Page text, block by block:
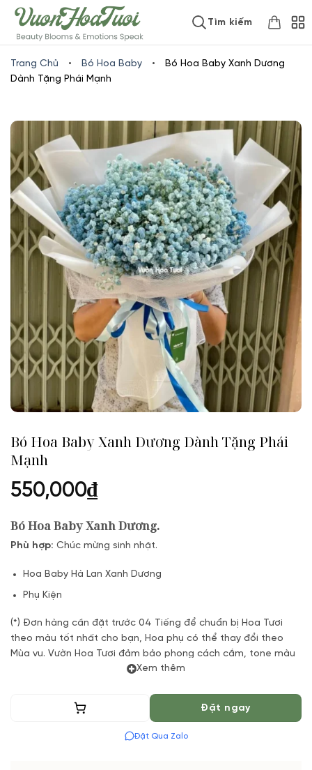
www.vuonhoatuoi.vnSkip
to
content
Tìm kiếm
Trang Chủ • Bó Hoa Baby •
Bó Hoa Baby Xanh Dương
Dành Tặng Phái Mạnh
Bó Hoa Baby Xanh Dương Dành Tặng Phái
Mạnh
550,000₫
Bó Hoa Baby Xanh Dương.
Phù hợp: Chúc mừng sinh nhật.
Hoa Baby Hà Lan Xanh Dương
Phụ Kiện
(*) Đơn hàng cần đặt trước 04 Tiếng để chuẩn bị Hoa Tươi
theo màu tốt nhất cho bạn, Hoa phụ có thể thay đổi theo
Mùa vụ. Vườn Hoa Tươi đảm bảo phong cách cắm, tone màu
sắc. Nếu có thay đổi về Hoa phụ sẽ được thông báo đến Quý
Xem thêm
Thêm vào giỏ Đặt ngay
Đặt Qua Zalo